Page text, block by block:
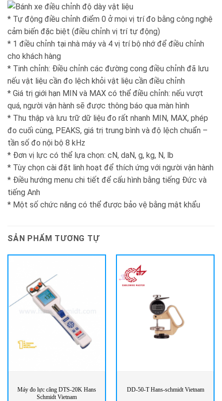
* Tự động điều chỉnh điểm 0 ở mọi vị trí đo bằng công nghệ
cảm biến đặc biệt (điều chỉnh vị trí tự động)
* 1 điều chỉnh tại nhà máy và 4 vị trí bộ nhớ để điều chỉnh
cho khách hàng
* Tinh chỉnh: Điều chỉnh các đường cong điều chỉnh đã lưu
nếu vật liệu cần đo lệch khỏi vật liệu cần điều chỉnh
* Giá trị giới hạn MIN và MAX có thể điều chỉnh: nếu vượt
quá, người vận hành sẽ được thông báo qua màn hình
* Thu thập và lưu trữ dữ liệu đo rất nhanh MIN, MAX, phép
đo cuối cùng, PEAKS, giá trị trung bình và độ lệch chuẩn –
tần số đo nội bộ 8 kHz
* Đơn vị lực có thể lựa chọn: cN, daN, g, kg, N, lb
* Tùy chọn cài đặt linh hoạt để thích ứng với người vận hành
* Điều hướng menu chi tiết để cấu hình bằng tiếng Đức và
tiếng Anh
* Một số chức năng có thể được bảo vệ bằng mật khẩu
SẢN PHẨM TƯƠNG TỰ
Máy đo lực căng DTS-20K Hans
Schmidt Vietnam
DD-50-T Hans-schmidt Vietnam